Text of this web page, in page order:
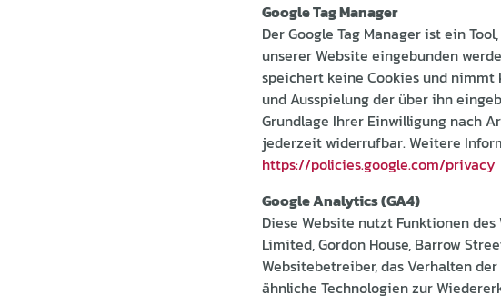
Google Tag Manager
Der Google Tag Manager ist ein
unserer Website eingebunden
speichert keine Cookies und
und Ausspielung der über ihn
Grundlage Ihrer Einwilligung nach
jederzeit widerrufbar. Weitere
https://policies.google.com/privacy
Google Analytics (GA4)
Diese Website nutzt Funktionen
Limited, Gordon House, Barrow
Websitebetreiber, das Verhalten
ähnliche Technologien zur